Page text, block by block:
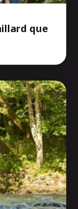
que